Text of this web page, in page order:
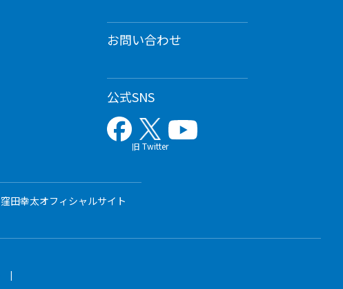
お問い合わせ
公式SNS
旧 Twitter
窪田幸太オフィシャルサイト